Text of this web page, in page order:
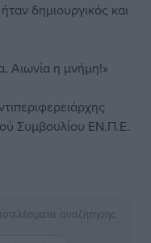
δημιουργικός και
Αιωνία η μνήμη!»
Συμβουλίου ΕΝ.Π.Ε.
αναζήτησης